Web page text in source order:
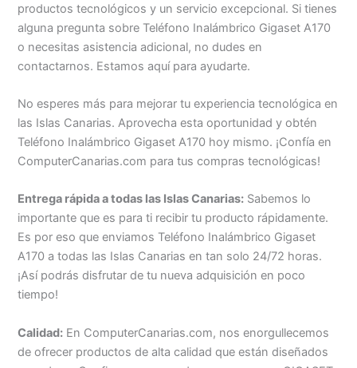
productos tecnológicos y un servicio excepcional. Si tienes
alguna pregunta sobre Teléfono Inalámbrico Gigaset A170
o necesitas asistencia adicional, no dudes en
contactarnos. Estamos aquí para ayudarte.
No esperes más para mejorar tu experiencia tecnológica en
las Islas Canarias. Aprovecha esta oportunidad y obtén
Teléfono Inalámbrico Gigaset A170 hoy mismo. ¡Confía en
ComputerCanarias.com para tus compras tecnológicas!
Entrega rápida a todas las Islas Canarias: Sabemos lo
importante que es para ti recibir tu producto rápidamente.
Es por eso que enviamos Teléfono Inalámbrico Gigaset
A170 a todas las Islas Canarias en tan solo 24/72 horas.
¡Así podrás disfrutar de tu nueva adquisición en poco
tiempo!
Calidad: En ComputerCanarias.com, nos enorgullecemos
de ofrecer productos de alta calidad que están diseñados